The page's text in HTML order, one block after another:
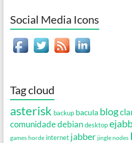
Social Media Icons
Tag cloud
asterisk backup bacula blog
comunidadedebian desktop
games horde internet jabber jingle nodes